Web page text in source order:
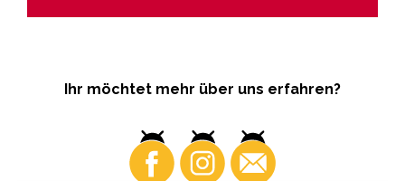
Ihr möchtet mehr über uns erfahren?